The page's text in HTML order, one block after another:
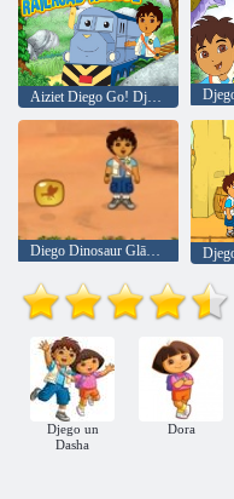
Diego Dinosaur Glābšanas
Djego un
Dasha
Dora